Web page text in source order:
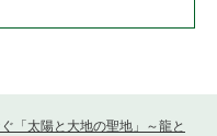
「太陽と大地の聖地」～龍と